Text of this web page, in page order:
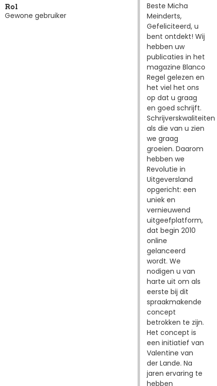
Rol
Gewone gebruiker
Beste Micha
Meinderts,
Gefeliciteerd, u
bent ontdekt! Wij
hebben uw
publicaties in het
magazine Blanco
Regel gelezen en
het viel het ons
op dat u graag
en goed schrijft.
Schrijverskwaliteiten
als die van u zien
we graag
groeien. Daarom
hebben we
Revolutie in
Uitgeversland
opgericht: een
uniek en
vernieuwend
uitgeefplatform,
dat begin 2010
online
gelanceerd
wordt. We
nodigen u van
harte uit om als
eerste bij dit
spraakmakende
concept
betrokken te zijn.
Het concept is
een initiatief van
Valentine van
der Lande. Na
jaren ervaring te
hebben